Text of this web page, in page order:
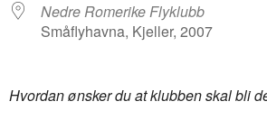
Nedre Romerike Flyklubb
Småflyhavna, Kjeller, 2007
Hvordan ønsker du at klubben skal bli